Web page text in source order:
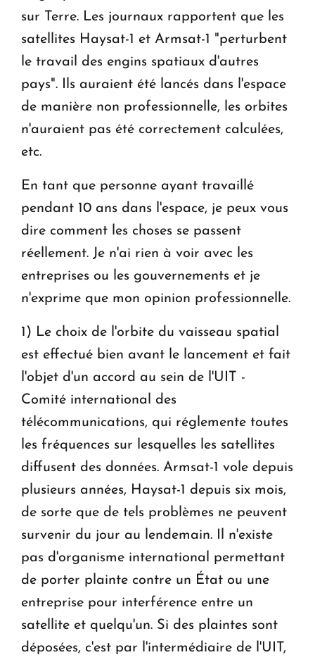
sur Terre. Les journaux rapportent que les
satellites Haysat-1 et Armsat-1 "perturbent
le travail des engins spatiaux d'autres
pays". Ils auraient été lancés dans l'espace
de manière non professionnelle, les orbites
n'auraient pas été correctement calculées,
etc.
En tant que personne ayant travaillé
pendant 10 ans dans l'espace, je peux vous
dire comment les choses se passent
réellement. Je n'ai rien à voir avec les
entreprises ou les gouvernements et je
n'exprime que mon opinion professionnelle.
1) Le choix de l'orbite du vaisseau spatial
est effectué bien avant le lancement et fait
l'objet d'un accord au sein de l'UIT -
Comité international des
télécommunications, qui réglemente toutes
les fréquences sur lesquelles les satellites
diffusent des données. Armsat-1 vole depuis
plusieurs années, Haysat-1 depuis six mois,
de sorte que de tels problèmes ne peuvent
survenir du jour au lendemain. Il n'existe
pas d'organisme international permettant
de porter plainte contre un État ou une
entreprise pour interférence entre un
satellite et quelqu'un. Si des plaintes sont
déposées, c'est par l'intermédiaire de l'UIT,